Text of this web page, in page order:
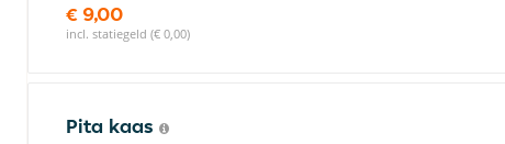
€ 9,00
incl. statiegeld (€ 0,00)
Pita kaas